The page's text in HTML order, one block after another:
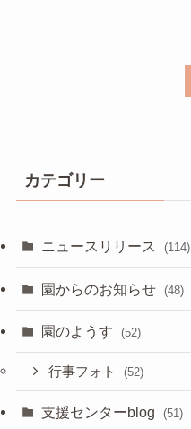
カテゴリー
ニュースリリース (114)
園からのお知らせ (48)
園のようす (52)
行事フォト (52)
支援センターblog (51)